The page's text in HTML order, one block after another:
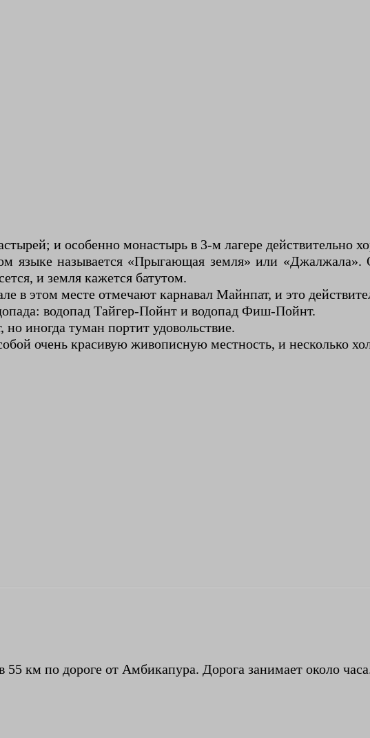
и особенно монастырь в 3-м лагере действительно
языке называется «Прыгающая земля» или «Джалжала».
и земля кажется батутом.
в этом месте отмечают карнавал Майнпат, и это
водопад Тайгер-Пойнт и водопад Фиш-Пойнт.
иногда туман портит удовольствие.
очень красивую живописную местность, и несколько
км по дороге от Амбикапура. Дорога занимает около